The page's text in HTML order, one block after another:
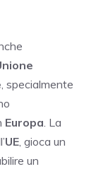
, specialmente
Europa. La
UE, gioca un
un